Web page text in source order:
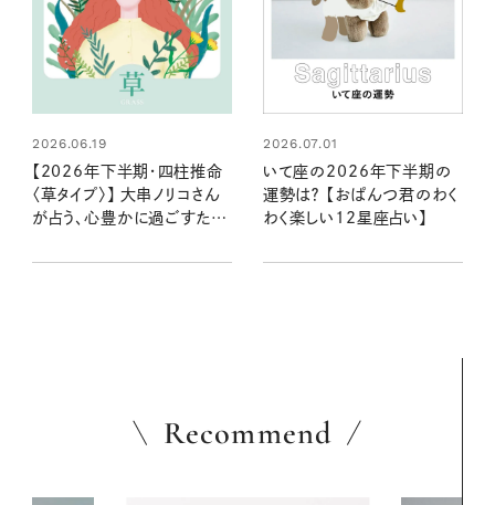
2026.06.19
【2026年下半期・四柱推命
〈草タイプ〉】 大串ノリコさん
が占う、心豊かに過ごすため
2026.07.01
いて座の2026年下半期の
運勢は？ 【おぱんつ君のわく
わく楽しい12星座占い】
Recommend